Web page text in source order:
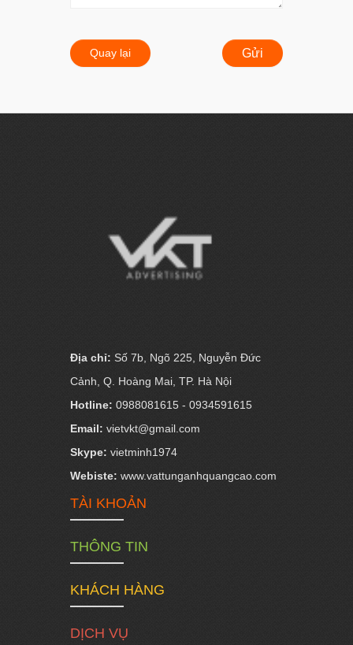
Quay lại
Địa chỉ: Số 7b, Ngõ 225, Nguyễn Đức
Cảnh, Q. Hoàng Mai, TP. Hà Nội
Hotline: 0988081615 - 0934591615
Email: vietvkt@gmail.com
Skype: vietminh1974
Webiste: www.vattunganhquangcao.com
TÀI KHOẢN
THÔNG TIN
KHÁCH HÀNG
DỊCH VỤ